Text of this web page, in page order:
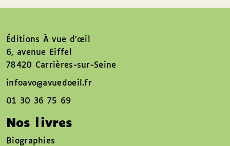
Éditions À vue d’œil
6, avenue Eiffel
78420 Carrières-sur-Seine
infoavo@avuedoeil.fr
01 30 36 75 69
Nos livres
Biographies